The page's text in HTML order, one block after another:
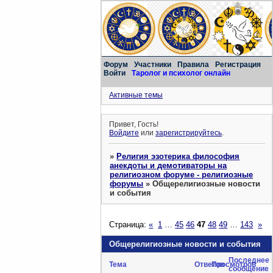
Форум Участники Правила
Регистрация
Войти
Таролог и психолог онлайн
Активные темы
Привет, Гость!
Войдите илизарегистрируйтесь.
»Религия эзотерика философия
анекдоты и демотиваторы на
религиозном форуме - религиозные
форумы »Общерелигиозные новости
и события
Общерелигиозные новости и события
Страница:« 1 45 46 47 48 49 143 »
Тема ОтветовПросмотров
Последнее
сообщение